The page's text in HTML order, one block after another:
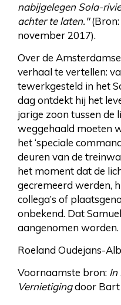
nabijgelegen Sola-
achter te laten."
november 2017).
Over de
verhaal te vertellen:
tewerkgesteld in het
dag ontdekt hij het
jarige zoon tussen de
weggehaald moeten
het ‘speciale
deuren van de
het moment dat de
gecremeerd werden,
collega’s of
onbekend. Dat
aangenomen worden.
Roeland Oudejans-
Voornaamste bron: In
Vernietigingdoor Bart